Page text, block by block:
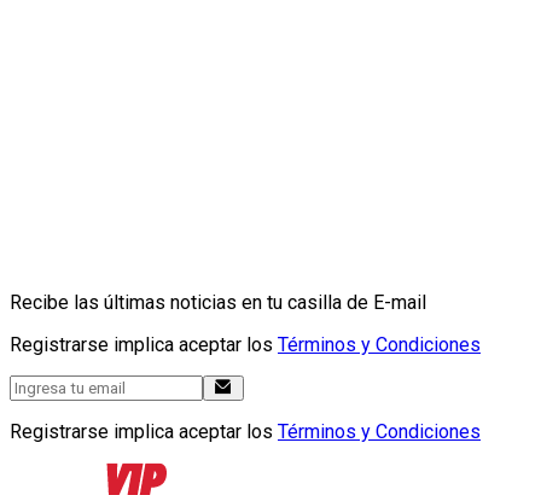
Recibe las últimas noticias en tu casilla de E-mail
Registrarse implica aceptar los Términos y Condiciones
Registrarse implica aceptar los Términos y Condiciones